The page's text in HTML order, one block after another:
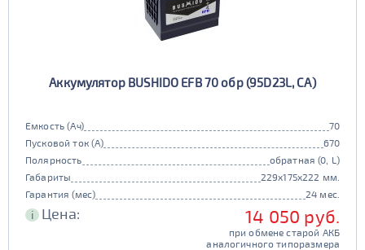
Аккумулятор BUSHIDO EFB 70 обр (95D23L, CA)
Емкость (Ач)
70
Пусковой ток (А)
670
Полярность
обратная (0, L)
Габариты
229x175x222 мм.
Гарантия (мес)
24 мес.
i Цена: 14 050 руб.
при обмене старой АКБ
аналогичного типоразмера